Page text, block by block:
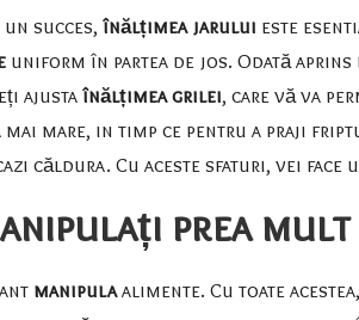
succes, înălțimea jarului este
uniform în partea de jos. Odată
ajusta înălțimea grilei, care vă va
mare, in timp ce pentru a praji
căldura. Cu aceste sfaturi, vei face
prea mult
manipulaalimente. Cu toate